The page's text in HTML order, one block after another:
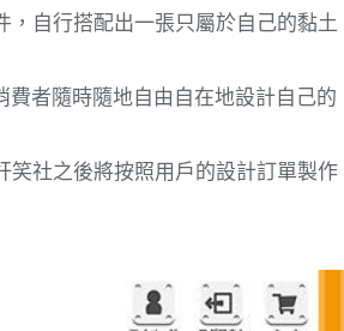
自行搭配出一張只屬於自己的黏土
者隨時隨地自由自在地設計自己的
笑社之後將按照用戶的設計訂單製作